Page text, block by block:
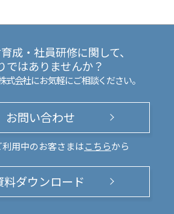
成・社員研修に関して、
ではありませんか？
式会社にお気軽にご相談ください。
お問い合わせ
用中のお客さまは こちらから
料ダウンロード